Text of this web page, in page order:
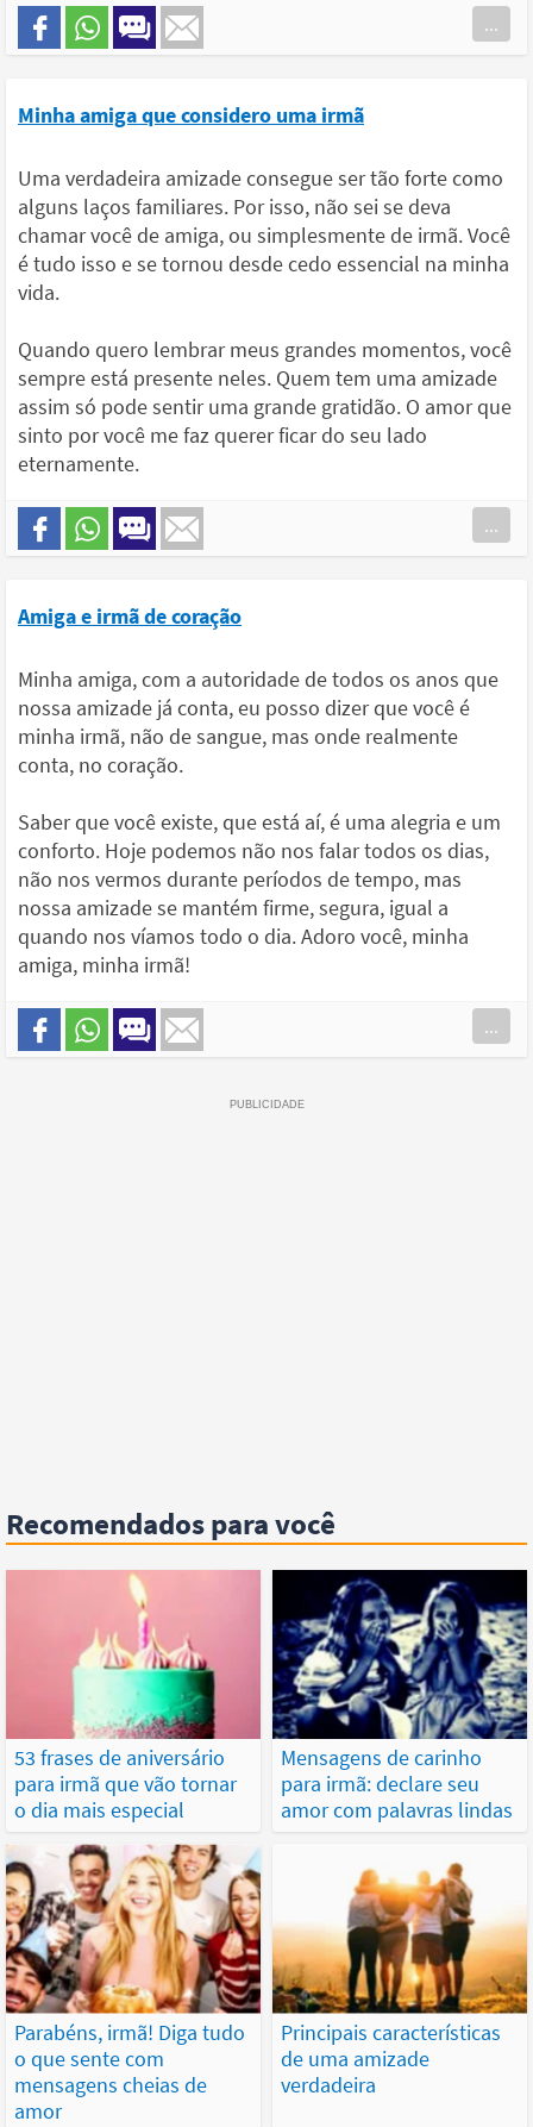
...
Minha amiga que considero uma irmã
Uma verdadeira amizade consegue ser tão forte como
alguns laços familiares. Por isso, não sei se deva
chamar você de amiga, ou simplesmente de irmã. Você
é tudo isso e se tornou desde cedo essencial na minha
vida.
Quando quero lembrar meus grandes momentos, você
sempre está presente neles. Quem tem uma amizade
assim só pode sentir uma grande gratidão. O amor que
sinto por você me faz querer ficar do seu lado
eternamente.
...
Amiga e irmã de coração
Minha amiga, com a autoridade de todos os anos que
nossa amizade já conta, eu posso dizer que você é
minha irmã, não de sangue, mas onde realmente
conta, no coração.
Saber que você existe, que está aí, é uma alegria e um
conforto. Hoje podemos não nos falar todos os dias,
não nos vermos durante períodos de tempo, mas
nossa amizade se mantém firme, segura, igual a
quando nos víamos todo o dia. Adoro você, minha
amiga, minha irmã!
...
Recomendados para você
53 frases de aniversário
para irmã que vão tornar
o dia mais especial
Mensagens de carinho
para irmã: declare seu
amor com palavras lindas
Parabéns, irmã! Diga tudo
o que sente com
mensagens cheias de
amor
Principais características
de uma amizade
verdadeira